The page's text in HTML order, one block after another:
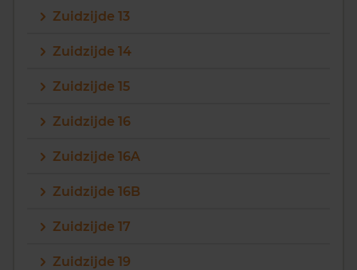
088 220 4200
Maandag t/m vrijdag - 08:00 -18:00
Zuidzijde 13
Zuidzijde 14
Zuidzijde 15
Zuidzijde 16
Zuidzijde 16A
Zuidzijde 16B
Zuidzijde 17
Zuidzijde 19